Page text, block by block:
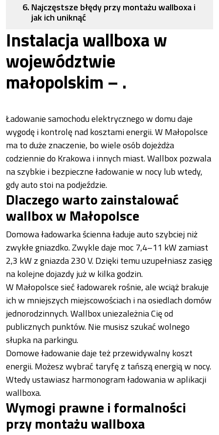
Najczęstsze błędy przy montażu wallboxa i
jak ich uniknąć
Instalacja wallboxa w
województwie
małopolskim – .
Ładowanie samochodu elektrycznego w domu daje
wygodę i kontrolę nad kosztami energii. W Małopolsce
ma to duże znaczenie, bo wiele osób dojeżdża
codziennie do Krakowa i innych miast. Wallbox pozwala
na szybkie i bezpieczne ładowanie w nocy lub wtedy,
gdy auto stoi na podjeździe.
Dlaczego warto zainstalować
wallbox w Małopolsce
Domowa ładowarka ścienna ładuje auto szybciej niż
zwykłe gniazdko. Zwykle daje moc 7,4–11 kW zamiast
2,3 kW z gniazda 230 V. Dzięki temu uzupełniasz zasięg
na kolejne dojazdy już w kilka godzin.
W Małopolsce sieć ładowarek rośnie, ale wciąż brakuje
ich w mniejszych miejscowościach i na osiedlach domów
jednorodzinnych. Wallbox uniezależnia Cię od
publicznych punktów. Nie musisz szukać wolnego
słupka na parkingu.
Domowe ładowanie daje też przewidywalny koszt
energii. Możesz wybrać taryfę z tańszą energią w nocy.
Wtedy ustawiasz harmonogram ładowania w aplikacji
wallboxa.
Wymogi prawne i formalności
przy montażu wallboxa